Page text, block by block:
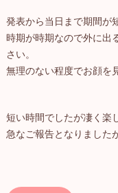
発表から当日まで期間が
時期が時期なので外に出
さい。
無理のない程度でお顔を
短い時間でしたが凄く楽
急なご報告となりました